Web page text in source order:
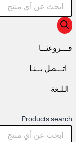
فـــروعنــا
اتـــصل بــنـا
الـلـغة
Products search